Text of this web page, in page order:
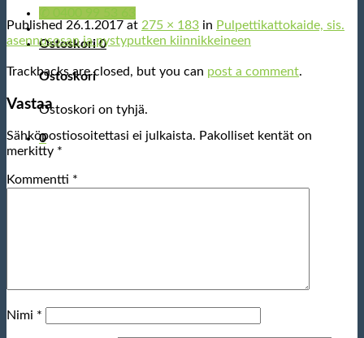
Ostoskori0
Ostoskori
Ostoskori on tyhjä.
0
Published 26.1.2017 at 275 × 183 in Pulpettikattokaide, sis.
asennusosan ja pystyputken kiinnikkeineen
Trackbacks are closed, but you can post a comment.
Vastaa
Sähköpostiosoitettasi ei julkaista. Pakolliset kentät on
merkitty *
Kommentti *
Nimi *